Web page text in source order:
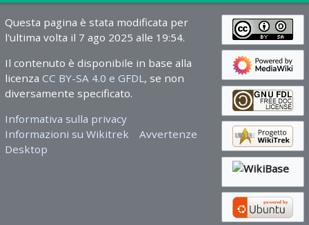
Questa pagina è stata modificata per
l'ultima volta il 7 ago 2025 alle 19:54.
Il contenuto è disponibile in base alla
licenza CC BY-SA 4.0 e GFDL , se non
diversamente specificato.
Informativa sulla privacy
Informazioni su Wikitrek
Avvertenze
Desktop